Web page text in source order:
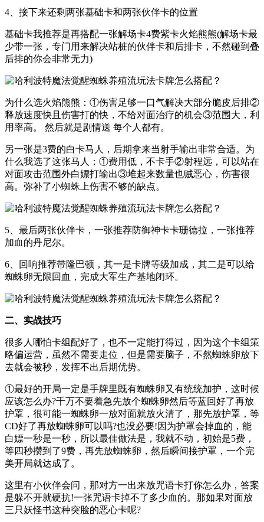
4、接下来还剩两张基础卡和两张伙伴卡的位置
基础卡我推荐是再搭配一张解场卡4费紫卡火焰熊熊(解场卡最
少带一张，专门用来解决站桩的伙伴卡和后排卡，不然碰到叠
后排的你会非常无力)
为什么选火焰熊熊：①伤害足够一口气解决大部分脆皮后排②
释放速度快且伤害打的快，不给对面治疗的机会③范围大，利
用率高。 然后就是剧情送 每个人都有。
另一张是3费的白卡马人，后期拿来当射手输出非常合适。为
什么我选了这张马人：①费用低，不卡手②射程远，可以站在
对面攻击范围外白嫖打输出③堆起来数量也贼恶心，伤害很
高。弥补了小蜘蛛上伤害不够的缺点。
5、最后两张伙伴卡，一张推荐防御神卡卡珊德拉，一张推荐
加血的丹尼尔。
6、回响推荐带隆巴顿，其一是卡牌等级加成，其二是可以给
蜘蛛卵无限回血，完成大军生产基地闭环。
二、实战技巧
很多人哪怕卡组配好了，也不一定能打得过，因为这个卡组策
略偏运营，虽然不需要走位，但是需要脑子，不然蜘蛛卵放下
去就会被秒，发挥不出后期优势。
①最好的开局一定是手牌里既有蜘蛛卵又有统统加护，这时候
应该怎么办?千万不要着急先放个蜘蛛卵然后等蓝回好了再放
护罩，很可能一蜘蛛卵一放对面就放火清了，那先放护罩，等
CD好了再放蜘蛛卵可以吗?也没必要!因为护罩会掉血的，能
白嫖一秒是一秒，所以最佳做法是，我就不动，初始是5费，
等四秒攒到了9费，再先放蜘蛛卵，然后瞬间接护罩，一个完
美开局就达成了。
这里有小伙伴会问，那对方一出来放咒语卡打你怎么办，答案
是躲不开就硬抗!一张咒语卡掉不了多少血的。那如果对面放
三只妖怪书这种突脸的恶心卡呢?